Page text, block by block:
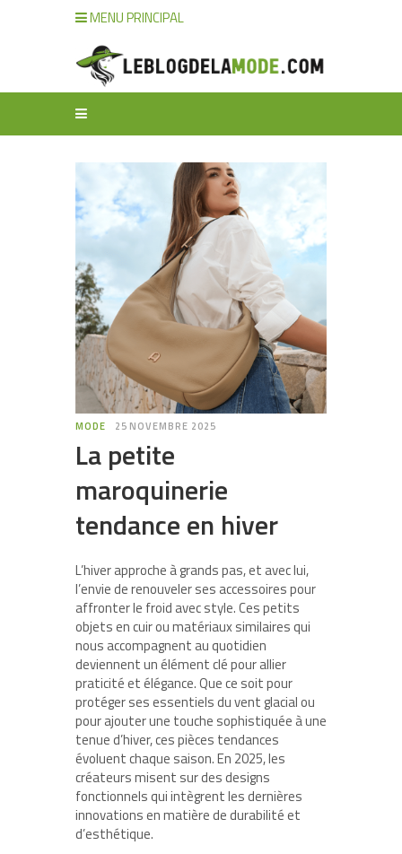
MENU PRINCIPAL
MODE 25 NOVEMBRE 2025
La petite
maroquinerie
tendance en hiver
L’hiver approche à grands pas, et avec lui,
l’envie de renouveler ses accessoires pour
affronter le froid avec style. Ces petits
objets en cuir ou matériaux similaires qui
nous accompagnent au quotidien
deviennent un élément clé pour allier
praticité et élégance. Que ce soit pour
protéger ses essentiels du vent glacial ou
pour ajouter une touche sophistiquée à une
tenue d’hiver, ces pièces tendances
évoluent chaque saison. En 2025, les
créateurs misent sur des designs
fonctionnels qui intègrent les dernières
innovations en matière de durabilité et
d’esthétique.